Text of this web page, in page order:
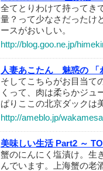
全てとりわけて持ってき
量？って少なさだったけ
ースがおいしい。
http://blog.goo.ne.jp/
人妻あこたん 魅惑の 「
そしてこちらがお目当て
くって、肉は柔らかジ
ぱりここの北京ダックは
http://ameblo.jp/
美味しい生活 Part2 ～
蟹のにんにく塩漬け。生
んでいます。上海蟹の老